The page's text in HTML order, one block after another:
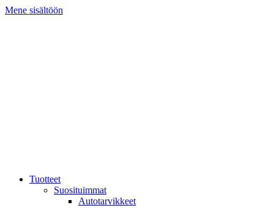
Mene sisältöön
Tuotteet
Suosituimmat
Autotarvikkeet